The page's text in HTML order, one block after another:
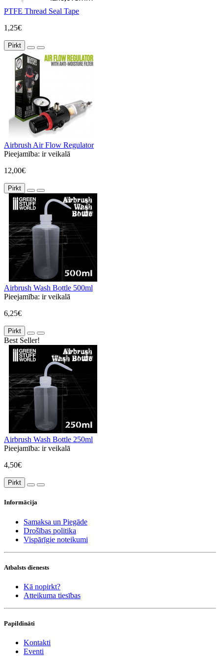
PTFE Thread Seal Tape
1,25€
Pirkt
Airbrush Air Flow Regulator
Pieejamība: ir veikalā
12,00€
Pirkt
Airbrush Wash Bottle 500ml
Pieejamība: ir veikalā
6,25€
Pirkt
Best Seller!
Airbrush Wash Bottle 250ml
Pieejamība: ir veikalā
4,50€
Pirkt
Informācija
Samaksa un Piegāde
Drošības politika
Vispārīgie noteikumi
Atbalsts dienests
Kā nopirkt?
Atteikuma tiesības
Papildināti
Kontakti
Eventi